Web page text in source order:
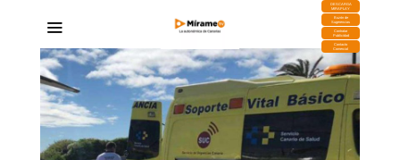
DESCARGA
MIRAPLAY
Buzón de
Sugerencias
Contratar
Publicidad
Contacto
Comercial